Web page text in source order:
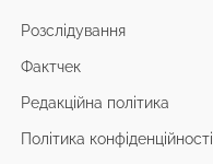
Розслідування
Фактчек
Редакційна політика
Політика конфіденційності